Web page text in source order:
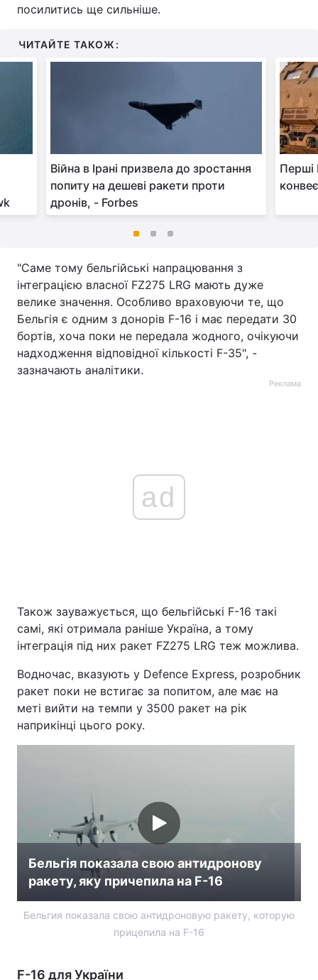
посилитись ще сильніше.
ЧИТАЙТЕ ТАКОЖ:
Війна в Ірані призвела до зростання
попиту на дешеві ракети проти
дронів, - Forbes
Перші
"Саме тому бельгійські напрацювання з
інтеграцією власної FZ275 LRG мають дуже
велике значення. Особливо враховуючи те, що
Бельгія є одним з донорів F-16 і має передати 30
бортів, хоча поки не передала жодного, очікуючи
надходження відповідної кількості F-35", -
зазначають аналітики.
Реклама
ad
Також зауважується, що бельгійські F-16 такі
самі, які отримала раніше Україна, а тому
інтеграція під них ракет FZ275 LRG теж можлива.
Водночас, вказують у Defence Express, розробник
ракет поки не встигає за попитом, але має на
меті вийти на темпи у 3500 ракет на рік
наприкінці цього року.
Бельгія показала свою антидронову
ракету, яку причепила на F-16
Бельгия показала свою антидроновую ракету, которую
прицепила на F-16
F-16 для України